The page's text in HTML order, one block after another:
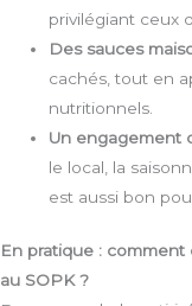
privilégiant ceux
Des sauces
cachés, tout en
nutritionnels.
Un engagement
le local, la
est aussi bon
En pratique :
au SOPK ?